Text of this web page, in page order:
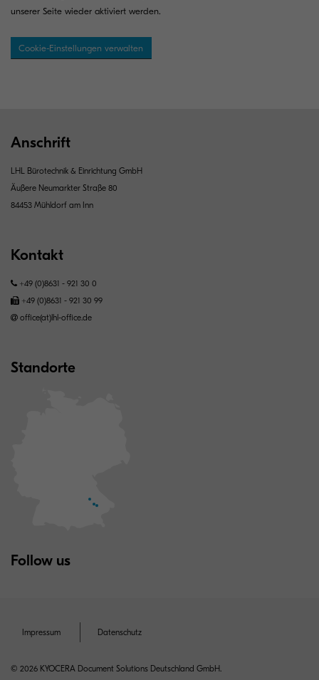
unserer Seite wieder aktiviert werden.
Cookie-Einstellungen verwalten
Anschrift
LHL Bürotechnik & Einrichtung GmbH
Äußere Neumarkter Straße 80
84453 Mühldorf am Inn
Kontakt
+49 (0)8631 - 921 30 0
+49 (0)8631 - 921 30 99
office(at)lhl-office.de
Standorte
Follow us
Impressum Datenschutz
© 2026 KYOCERA Document Solutions Deutschland GmbH.